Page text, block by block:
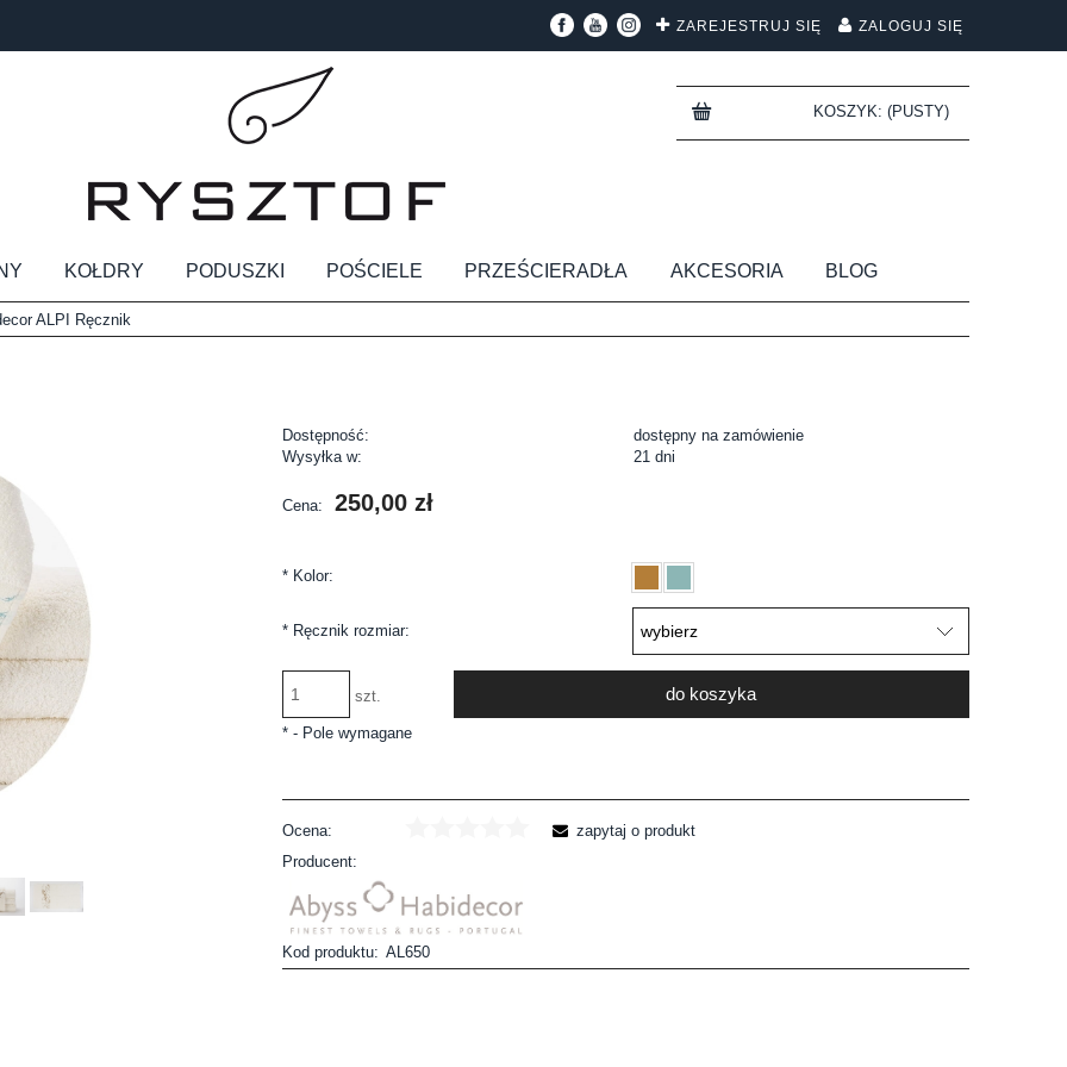
ZAREJESTRUJ SIĘ ZALOGUJ SIĘ
KOSZYK: (PUSTY)
KOŁDRY PODUSZKI POŚCIELE PRZEŚCIERADŁA AKCESORIA BLOG
ALPI Ręcznik
Dostępność:
dostępny na zamówienie
Wysyłka w:
21 dni
Cena: 250,00 zł
*Kolor:
*Ręcznik rozmiar:
szt. do koszyka
*- Pole wymagane
Ocena:
Producent:
Kod produktu: AL650
zapytaj o produkt